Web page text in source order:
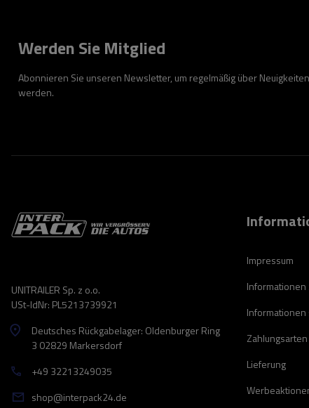
Werden Sie Mitglied
Abonnieren Sie unseren Newsletter, um regelmäßig über
werden.
UNITRAILER Sp. z o.o.
USt-IdNr: PL5213739921
Deutsches Rückgabelager: Oldenburger Ring
3 02829 Markersdorf
+49 32213249035
shop@interpack24.de
Impressum
Informationen
Zahlungsarten
Lieferung